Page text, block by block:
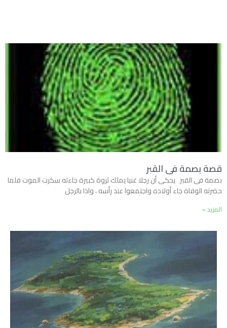
قصة بصمة فى القبر
بصمة فى القبر يحكى أن رجلا غنيا يملك ثروة كبيرة جاءته سكرت الموت فلما
حضرته الوفاة جاء أولاده واجتمعوا عند رأسه ، واذا بالرجل
المزيد »